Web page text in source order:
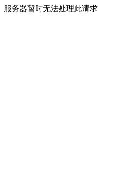
服务器暂时无法处理此请求